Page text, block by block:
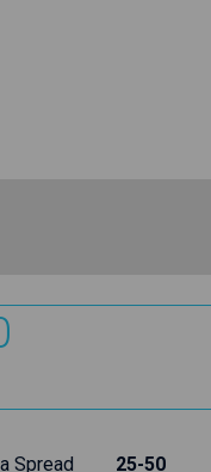
Spread 25-50